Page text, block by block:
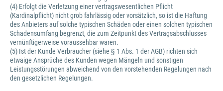
(4) Erfolgt die Verletzung einer vertragswesentlichen Pflicht
(Kardinalpflicht) nicht grob fahrlässig oder vorsätzlich, so ist die Haftung
des Anbieters auf solche typischen Schäden oder einen solchen typischen
Schadensumfang begrenzt, die zum Zeitpunkt des Vertragsabschlusses
vernünftigerweise voraussehbar waren.
(5) Ist der Kunde Verbraucher (siehe § 1 Abs. 1 der AGB) richten sich
etwaige Ansprüche des Kunden wegen Mängeln und sonstigen
Leistungsstörungen abweichend von den vorstehenden Regelungen nach
den gesetzlichen Regelungen.